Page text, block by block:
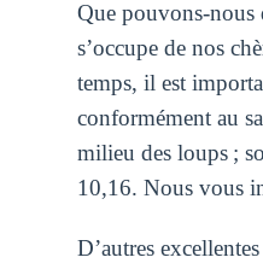
Que pouvons-nous
s’occupe de nos
temps, il est
conformément au
milieu des loups ;
10,16. Nous vous
D’autres